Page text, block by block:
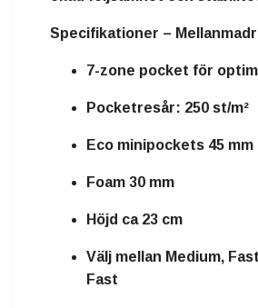
Specifikationer –
7-zone pocket för
Pocketresår: 250 st/m²
Eco minipockets 45 mm
Foam 30 mm
Höjd ca 23 cm
Välj mellan Medium,
Fast